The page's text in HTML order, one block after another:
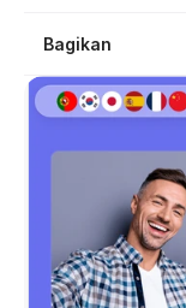
Bagikan